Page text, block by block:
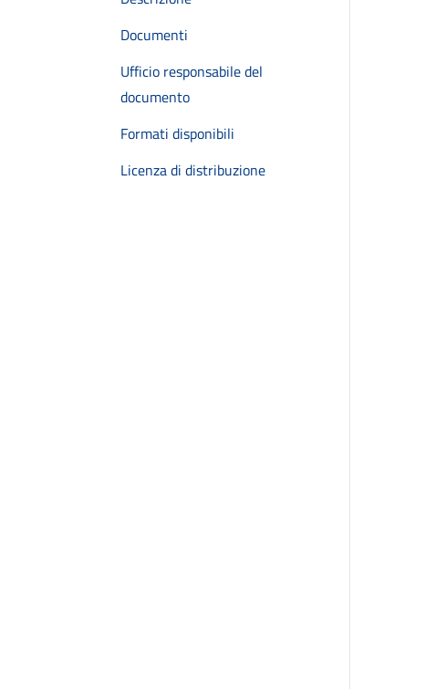
Documenti
Ufficio responsabile del
documento
Formati disponibili
Licenza di distribuzione